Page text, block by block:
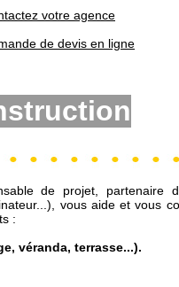
votre agence
de devis en ligne
de projet, partenaire
vous aide et vous
:
véranda, terrasse...).